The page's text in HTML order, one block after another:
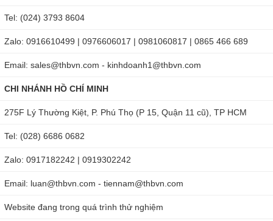
Tel: (024) 3793 8604
Zalo: 0916610499 | 0976606017 | 0981060817 | 0865 466 689
Email: sales@thbvn.com - kinhdoanh1@thbvn.com
CHI NHÁNH HỒ CHÍ MINH
275F Lý Thường Kiệt, P. Phú Thọ (P 15, Quận 11 cũ), TP HCM
Tel: (028) 6686 0682
Zalo: 0917182242 | 0919302242
Email: luan@thbvn.com - tiennam@thbvn.com
Website đang trong quá trình thử nghiệm